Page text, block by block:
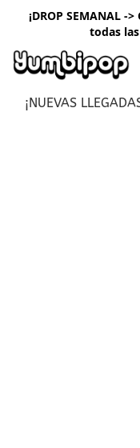
¡DROP SEMANAL -
todas las
¡NUEVAS